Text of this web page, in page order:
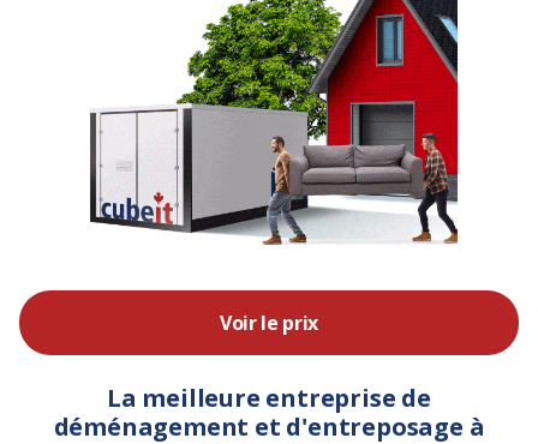
Voir le prix
La meilleure entreprise de
déménagement et d'entreposage à